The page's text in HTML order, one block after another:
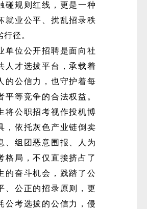
碰规则红线，更是一种
就业公平、扰乱招录秩
径。
单位公开招聘是面向社
人才选拔平台，承载着
的公信力，也守护着每
平等竞争的合法权益。
将公职招考视作投机博
，依托灰色产业链倒卖
、组团恶意围报、人为
格局，不仅直接挤占了
的奋斗机会，践踏了公
、公正的招录原则，更
公考选拔的公信力，侵